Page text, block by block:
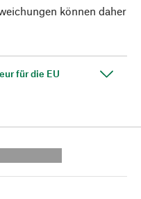
können daher
für die EU